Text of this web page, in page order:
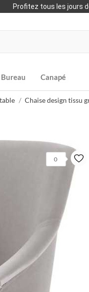
Profitez tous les jours
Canapé
Chaise design tissu
0